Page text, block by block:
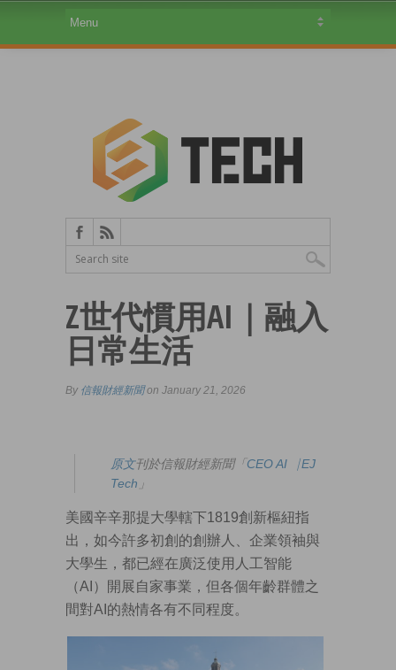
Z世代慣用AI｜融入
日常生活
By 信報財經新聞on January 21, 2026
原文刊於信報財經新聞「CEO AI⎹ EJ
Tech 」
美國辛辛那提大學轄下1819創新樞紐指
出，如今許多初創的創辦人、企業領袖與
大學生，都已經在廣泛使用人工智能
（AI）開展自家事業，但各個年齡群體之
間對AI的熱情各有不同程度。